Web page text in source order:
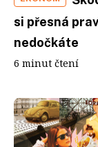
si přesná
nedočkáte
6 minut čtení